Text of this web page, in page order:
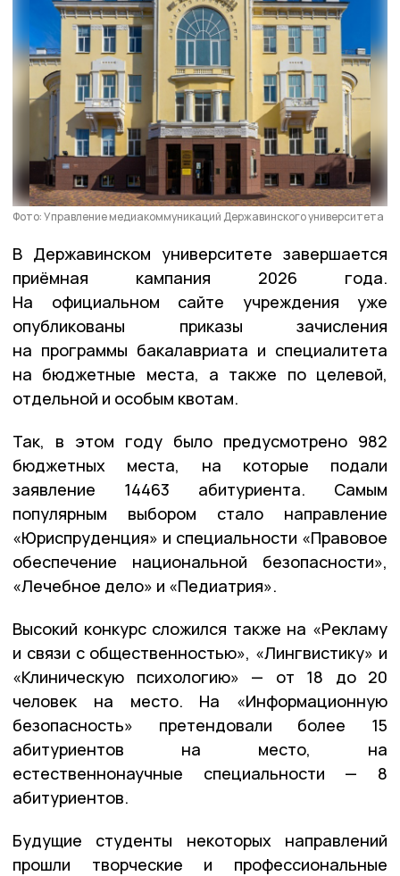
Фото: Управление медиакоммуникаций Державинского университета
В Державинском университете завершается
приёмная кампания 2026 года.
На официальном сайте учреждения уже
опубликованы приказы зачисления
на программы бакалавриата и специалитета
на бюджетные места, а также по целевой,
отдельной и особым квотам.
Так, в этом году было предусмотрено 982
бюджетных места, на которые подали
заявление 14463 абитуриента. Самым
популярным выбором стало направление
«Юриспруденция» и специальности «Правовое
обеспечение национальной безопасности»,
«Лечебное дело» и «Педиатрия».
Высокий конкурс сложился также на «Рекламу
и связи с общественностью», «Лингвистику» и
«Клиническую психологию» — от 18 до 20
человек на место. На «Информационную
безопасность» претендовали более 15
абитуриентов на место, на
естественнонаучные специальности — 8
абитуриентов.
Будущие студенты некоторых направлений
прошли творческие и профессиональные